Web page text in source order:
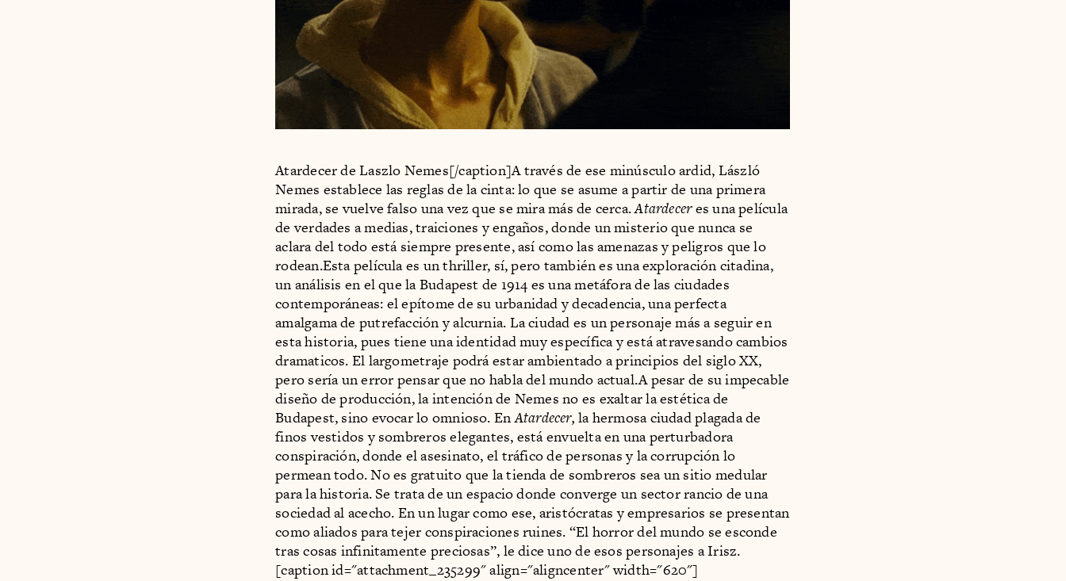
Atardecer de Laszlo Nemes[/caption]A través de ese minúsculo ardid, László
Nemes establece las reglas de la cinta: lo que se asume a partir de una primera
mirada, se vuelve falso una vez que se mira más de cerca.Atardeceres una película
de verdades a medias, traiciones y engaños, donde un misterio que nunca se
aclara del todo está siempre presente, así como las amenazas y peligros que lo
rodean.Esta película es un thriller, sí, pero también es una exploración citadina,
un análisis en el que la Budapest de 1914 es una metáfora de las ciudades
contemporáneas: el epítome de su urbanidad y decadencia, una perfecta
amalgama de putrefacción y alcurnia. La ciudad es un personaje más a seguir en
esta historia, pues tiene una identidad muy específica y está atravesando cambios
dramaticos. El largometraje podrá estar ambientado a principios del siglo XX,
pero sería un error pensar que no habla del mundo actual.A pesar de su impecable
diseño de producción, la intención de Nemes no es exaltar la estética de
Budapest, sino evocar lo omnioso. EnAtardecer,la hermosa ciudad plagada de
finos vestidos y sombreros elegantes, está envuelta en una perturbadora
conspiración, donde el asesinato, el tráfico de personas y la corrupción lo
permean todo. No es gratuito que la tienda de sombreros sea un sitio medular
para la historia. Se trata de un espacio donde converge un sector rancio de una
sociedad al acecho. En un lugar como ese, aristócratas y empresarios se presentan
como aliados para tejer conspiraciones ruines. “El horror del mundo se esconde
tras cosas infinitamente preciosas”, le dice uno de esos personajes a Irisz.
[caption id="attachment_235299" align="aligncenter" width="620"]